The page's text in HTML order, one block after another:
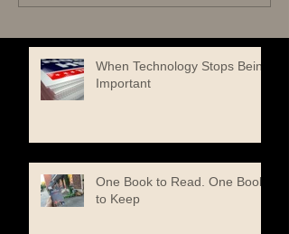
When Technology Stops Being
Important
One Book to Read. One Book
to Keep